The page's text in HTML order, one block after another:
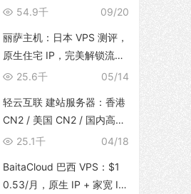
支持新增多个IP地址，可选
印尼/马来西亚/美国/德国/英
国/波兰等地区
09/20
54.9千
丽萨主机：日本 VPS 测评，
原生住宅 IP，完美解锁流媒
体，支持 TikTok 运营，129
05/14
25.6千
轻云互联 建站服务器：香港
CN2 / 美国 CN2 / 国内高防
BGP，无限流量，建站首选
04/18
25.1千
BaitaCloud 巴西 VPS：$1
0.53/月，原生 IP + 家宽 IS